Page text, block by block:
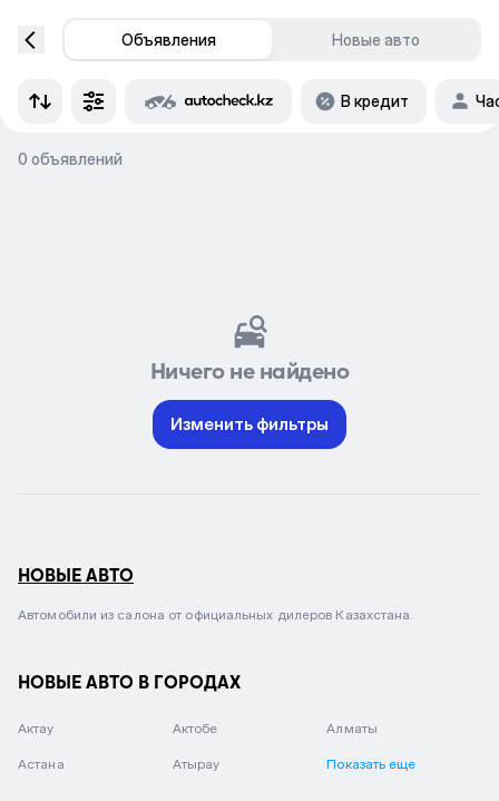
Объявления Новые авто
В кредит
0 объявлений
Ничего не найдено
Изменить фильтры
НОВЫЕ АВТО
Автомобили из салона от официальных дилеров Казахстана.
НОВЫЕ АВТО В ГОРОДАХ
Актау Актобе Алматы
Астана Атырау Показать еще